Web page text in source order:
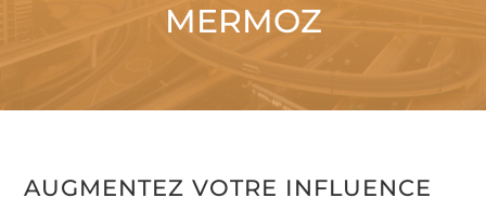
MERMOZ
AUGMENTEZ VOTRE INFLUENCE